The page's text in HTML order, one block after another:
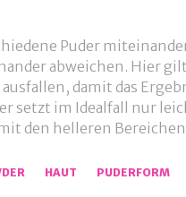
Puder
abweichen. Hier
damit das
setzt im Idealfall nur
den helleren Bereichen
HAUT PUDERFORM